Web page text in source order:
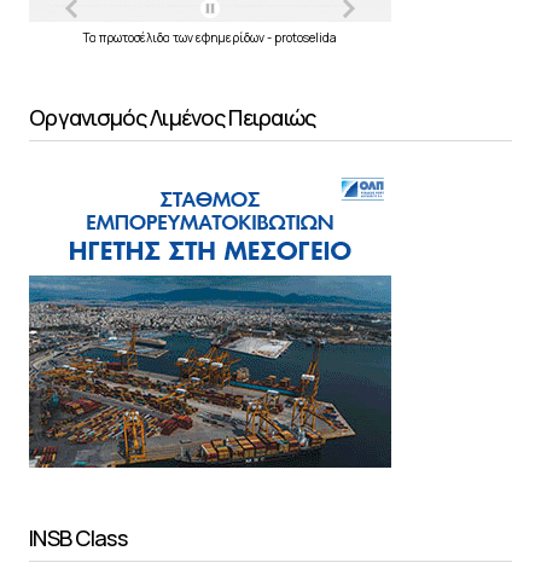
Τα πρωτοσέλιδα τωνεφημερίδων- protoselida
Οργανισμός Λιμένος Πειραιώς
INSB Class